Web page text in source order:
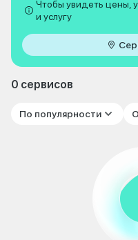
Чтобы увидеть цены,
и услугу
0 сервисов
По популярности